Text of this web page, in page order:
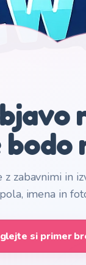
zabavnimi in
imena in
si primer